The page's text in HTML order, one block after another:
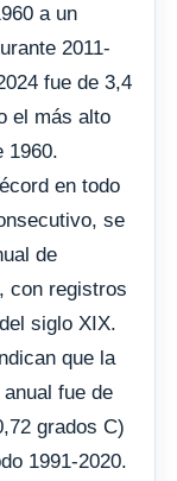
a un
2011-
fue de 3,4
el más alto
1960.
en todo
se
de
con registros
siglo XIX.
que la
fue de
grados C)
1991-2020.